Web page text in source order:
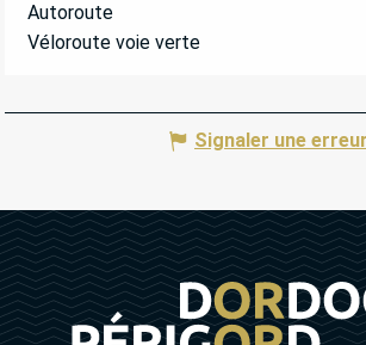
Autoroute
Véloroute voie verte
Signaler une erreur